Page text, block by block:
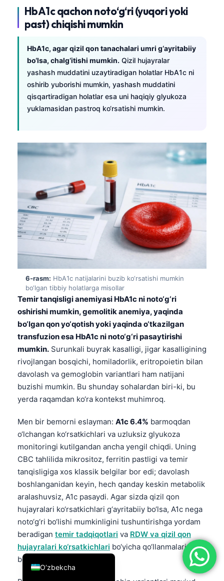
HbA1c qachon noto‘g‘ri (yuqori yoki
past) chiqishi mumkin
HbA1c, agar qizil qon tanachalari umri g‘ayritabiiy
bo‘lsa, chalg‘itishi mumkin. Qizil hujayralar
yashash muddatini uzaytiradigan holatlar HbA1c ni
oshirib yuborishi mumkin, yashash muddatini
qisqartiradigan holatlar esa uni haqiqiy glyukoza
yuklamasidan pastroq ko‘rsatishi mumkin.
6-rasm: HbA1c natijalarini buzib ko‘rsatishi mumkin
bo‘lgan tibbiy holatlarga misollar
Temir tanqisligi anemiyasi HbA1c ni noto‘g‘ri
oshirishi mumkin, gemolitik anemiya, yaqinda
bo‘lgan qon yo‘qotish yoki yaqinda o‘tkazilgan
transfuzion esa HbA1c ni noto‘g‘ri pasaytirishi
mumkin. Surunkali buyrak kasalligi, jigar kasalligining
rivojlangan bosqichi, homiladorlik, eritropoietin bilan
davolash va gemoglobin variantlari ham natijani
buzishi mumkin. Bu shunday sohalardan biri-ki, bu
yerda raqamdan ko‘ra kontekst muhimroq.
Men bir bemorni eslayman: A1c 6.4% barmoqdan
o‘lchangan ko‘rsatkichlari va uzluksiz glyukoza
monitoringi kutilgandan ancha yengil chiqdi. Uning
CBC tahlilida mikrositoz, ferritin pastligi va temir
tanqisligiga xos klassik belgilar bor edi; davolash
boshlanganidan keyin, hech qanday keskin metabolik
aralashuvsiz, A1c pasaydi. Agar sizda qizil qon
hujayralari ko‘rsatkichlari g‘ayritabiiy bo‘lsa, A1c nega
noto‘g‘ri bo‘lishi mumkinligini tushuntirishga yordam
beradigan temir tadqiqotlari va RDW va qizil qon
hujayralari ko‘rsatkichlari bo‘yicha qo‘llanmalarimiz
bor.
O‘zbekcha
English
Deutsch
العربية
Français
עִבְרִית
Italiano
Español
Português
Ελληνικά
Türkçe
Română
简体中文
فارسی
Български
Nederlands
हिन्दी
Bahasa Indonesia
Հայերեն
Íslenska
Српски језик
Bosanski
Eesti
ქართული
Русский
Lietuvių kalba
Polski
Slovenščina
Magyar